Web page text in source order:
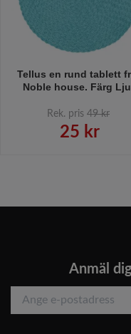
Tellus en rund tablett
Noble house. Färg
Rek. pris 49 kr
25 kr
Anmäl